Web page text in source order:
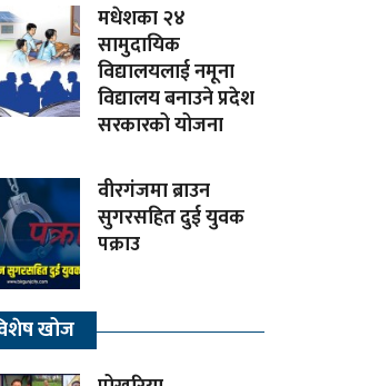
मधेशका २४
सामुदायिक
विद्यालयलाई नमूना
विद्यालय बनाउने प्रदेश
सरकारको योजना
वीरगंजमा ब्राउन
सुगरसहित दुई युवक
पक्राउ
खोज